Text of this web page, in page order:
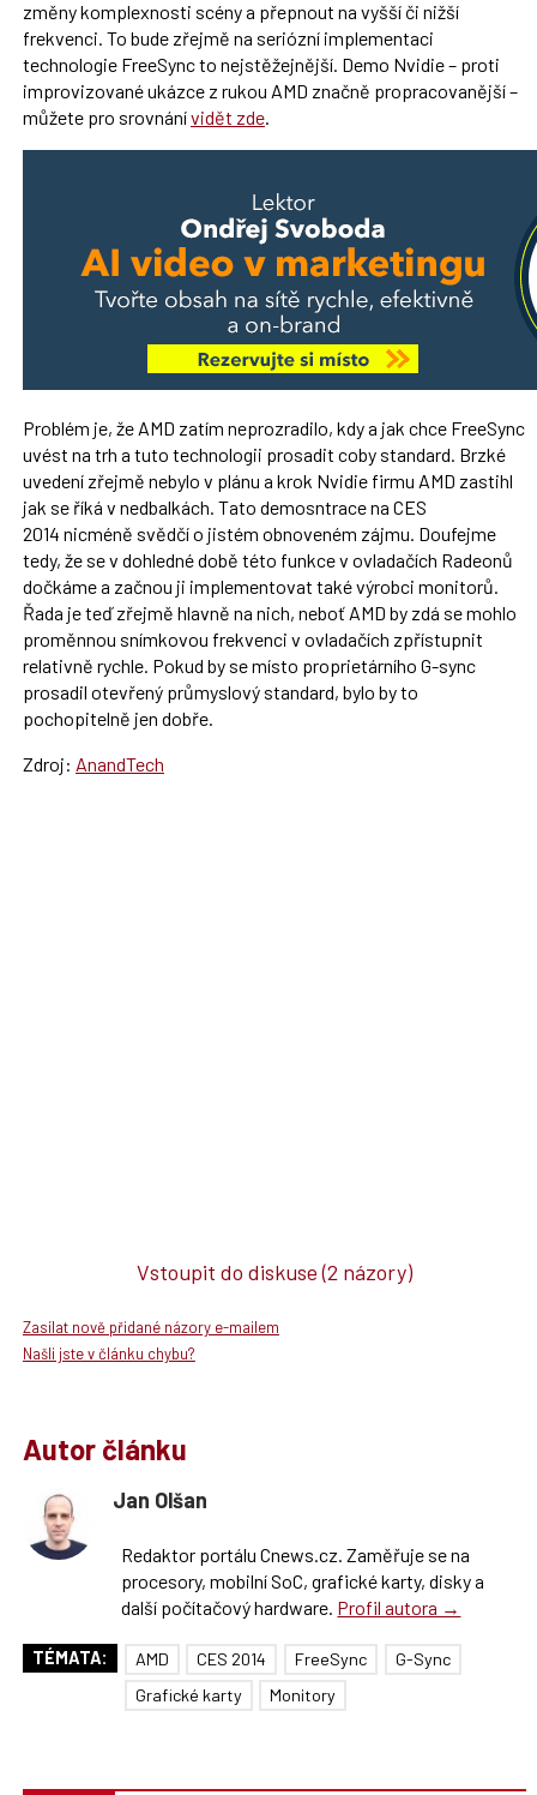
změny komplexnosti scény a přepnout na vyšší či nižší
frekvenci. To bude zřejmě na seriózní implementaci
technologie FreeSync to nejstěžejnější. Demo Nvidie – proti
improvizované ukázce z rukou AMD značně propracovanější –
můžete pro srovnánívidět zde.
Problém je, že AMD zatím neprozradilo, kdy a jak chce FreeSync
uvést na trh a tuto technologii prosadit coby standard. Brzké
uvedení zřejmě nebylo v plánu a krok Nvidie firmu AMD zastihl
jak se říká v nedbalkách. Tato demosntrace na CES
2014 nicméně svědčí o jistém obnoveném zájmu. Doufejme
tedy, že se v dohledné době této funkce v ovladačích Radeonů
dočkáme a začnou ji implementovat také výrobci monitorů.
Řada je teď zřejmě hlavně na nich, neboť AMD by zdá se mohlo
proměnnou snímkovou frekvenci v ovladačích zpřístupnit
relativně rychle. Pokud by se místo proprietárního G-sync
prosadil otevřený průmyslový standard, bylo by to
pochopitelně jen dobře.
Zdroj: AnandTech
Vstoupit do diskuse(2 názory)
Zasílat nově přidané názory e-mailem
Našli jste v článku chybu?
Autor článku
Jan Olšan
Redaktor portálu Cnews.cz. Zaměřuje se na
procesory, mobilní SoC, grafické karty, disky a
další počítačový hardware. Profil autora →
TÉMATA: AMD CES 2014 FreeSync
G-Sync
Grafické karty
Monitory